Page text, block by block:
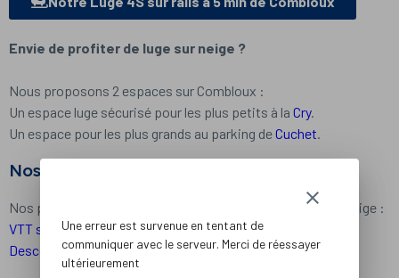
Envie de profiter de luge sur neige ?
Nous proposons 2 espaces sur Combloux :
Un espace luge sécurisé pour les plus petits à la Cry.
Un espace pour les plus grands au parking deCuchet.
Nos autres activités sur le domaine :
Nos partenaires proposent de nombreuses activités sur neige :
VTT sur neige
Descente en trottinetteà la fermeture des pistes.
clear
Une erreur est survenue en tentant de
communiquer avec le serveur. Merci de réessayer
ultérieurement